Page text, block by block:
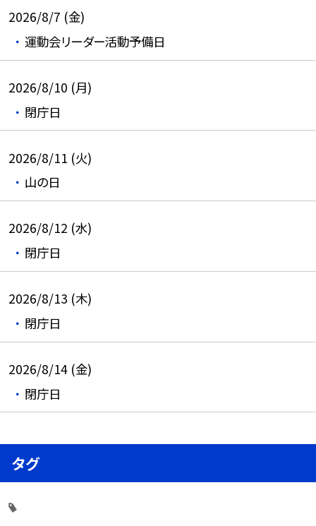
2026/8/7 (金)
運動会リーダー活動予備日
2026/8/10 (月)
閉庁日
2026/8/11 (火)
山の日
2026/8/12 (水)
閉庁日
2026/8/13 (木)
閉庁日
2026/8/14 (金)
閉庁日
タグ